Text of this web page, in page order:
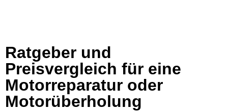
Ratgeber und
Preisvergleich für eine
Motorreparatur oder
Motorüberholung